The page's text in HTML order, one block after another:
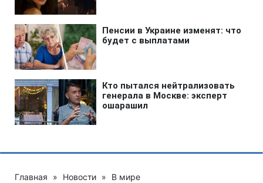
Главная » Новости » В мире